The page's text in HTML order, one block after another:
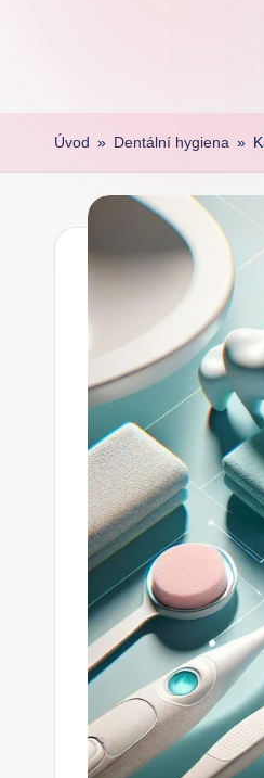
Úvod » Dentální hygiena »